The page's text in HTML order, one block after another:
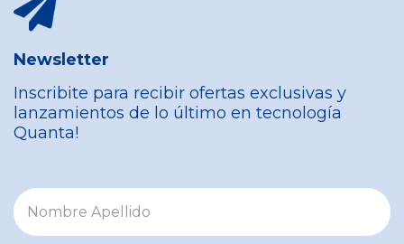
Newsletter
Inscribite para recibir ofertas exclusivas y
lanzamientos de lo último en tecnología
Quanta!